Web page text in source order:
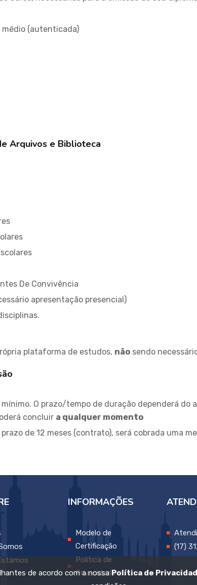
(autenticada)
Arquivos e Biblioteca
De Convivência
apresentação presencial)
plataforma de estudos, não sendo
O prazo/tempo de duração dependerá do
concluir a qualquer momento
de 12 meses (contrato), será cobrada uma
INFORMAÇÕES
Modelo de
Certificação
Política de
Privacidade
(17)
de acordo com a nossaPolítica de